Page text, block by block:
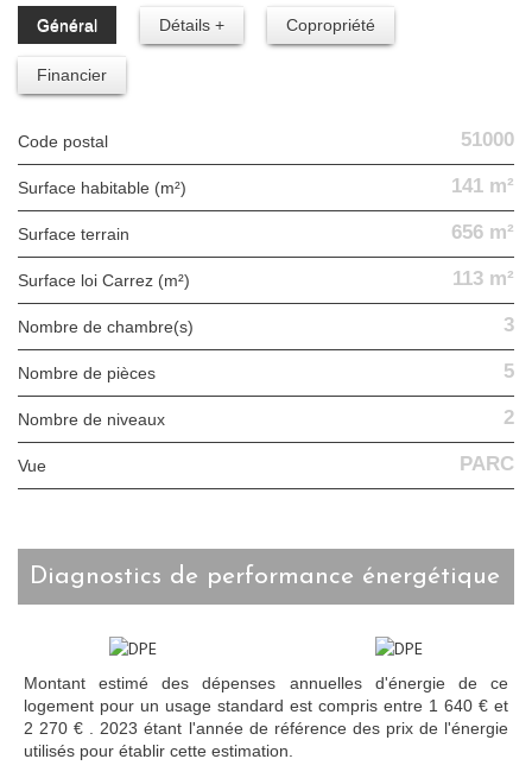
Général Détails + Copropriété
Financier
Code postal 51000
Surface habitable (m²) 141 m²
surface terrain 656 m²
Surface loi Carrez (m²) 113 m²
Nombre de chambre(s) 3
Nombre de pièces 5
Nombre de niveaux 2
Vue PARC
diagnostics de performance énergétique
Montant estimé des dépenses annuelles d'énergie de ce
logement pour un usage standard est compris entre 1 640 € et
2 270 € . 2023 étant l'année de référence des prix de l'énergie
utilisés pour établir cette estimation.